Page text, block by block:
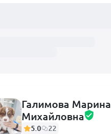
Галимова Марина
Михайловна
5.0
22